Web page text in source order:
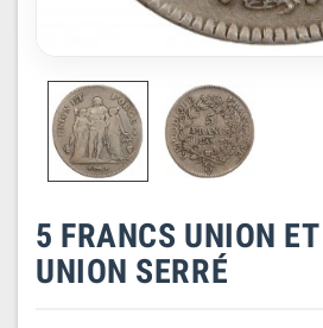
5 FRANCS UNION ET
UNION SERRÉ